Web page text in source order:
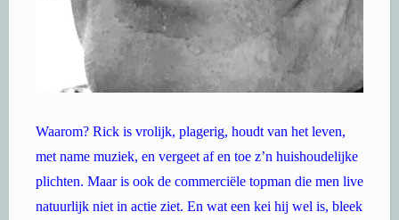
Waarom? Rick is vrolijk, plagerig, houdt van het leven,
met name muziek, en vergeet af en toe z’n huishoudelijke
plichten. Maar is ook de commerciële topman die men live
natuurlijk niet in actie ziet. En wat een kei hij wel is, bleek